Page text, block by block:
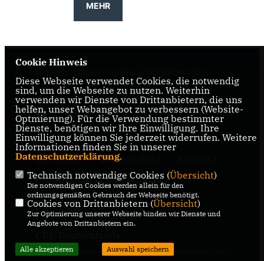
MEHR
Dülmen
IMPRESSUM DATENSCHUTZ
CDU Kreisverband Coesfeld
CDU NRW
@2026 CDU Stadtverband
Realisation: Sharkness Media
Cookie Hinweis
Diese Webseite verwendet Cookies, die notwendig
sind, um die Webseite zu nutzen. Weiterhin
verwenden wir Dienste von Drittanbietern, die uns
helfen, unser Webangebot zu verbessern (Website-
Optmierung). Für die Verwendung bestimmter
Dienste, benötigen wir Ihre Einwilligung. Ihre
Einwilligung können Sie jederzeit widerrufen. Weitere
Informationen finden Sie in unserer
Datenschutzerklärung.
Technisch notwendige Cookies (Übersicht)
Die notwendigen Cookies werden allein für den
ordnungsgemäßen Gebrauch der Webseite benötigt.
Cookies von Drittanbietern (Übersicht)
Zur Optimierung unserer Webseite binden wir Dienste und
Angebote von Drittanbietern ein.
Alle akzeptieren Auswahl speichern